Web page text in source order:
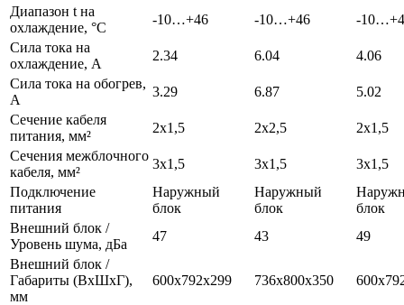
Диапазон t на
охлаждение, °С
-10…+46 -10…+46
-
Сила тока на
охлаждение, А
2.34 6.04
4.06
Сила тока на обогрев,
А
3.29 6.87
5.02
Сечение кабеля
питания, мм²
2x1,5 2x2,5
2x1,5
Сечения межблочного
кабеля, мм²
3x1,5 3x1,5
3x1,5
Подключение
питания
Наружный
блок
Наружный
блок
блок
Внешний блок /
Уровень шума, дБа
47 43
49
Внешний блок /
Габариты (ВхШхГ),
мм
600х792х299 736х800х350